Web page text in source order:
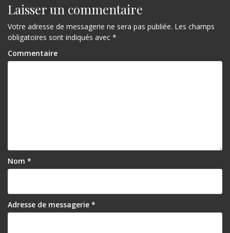
Laisser un commentaire
Votre adresse de messagerie ne sera pas publiée. Les champs
obligatoires sont indiqués avec *
Commentaire
Nom *
Adresse de messagerie *